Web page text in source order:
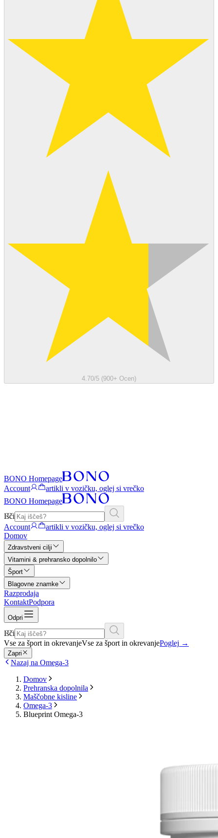
4.70/5 (900+ Ocen)
BONO Homepage
Account
artikli v vozičku, oglej si vrečko
BONO Homepage
Išči
Account
artikli v vozičku, oglej si vrečko
Domov
Zdravstveni cilji
Vitamini & prehransko dopolnilo
Šport
Blagovne znamke
Razprodaja
KontaktPodpora
Odpri
Išči
Vse za šport in okrevanjeVse za šport in okrevanjePoglej →
Zapri
Nazaj na Omega-3
Domov
Prehranska dopolnila
Maščobne kisline
Omega-3
Blueprint Omega-3